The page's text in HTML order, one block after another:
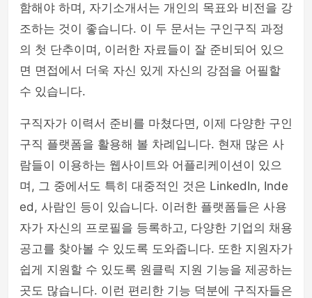
함해야 하며, 자기소개서는 개인의 목표와 비전을 강
조하는 것이 좋습니다. 이 두 문서는 구인구직 과정
의 첫 단추이며, 이러한 자료들이 잘 준비되어 있으
면 면접에서 더욱 자신 있게 자신의 강점을 어필할
수 있습니다.
구직자가 이력서 준비를 마쳤다면, 이제 다양한 구인
구직 플랫폼을 활용해 볼 차례입니다. 현재 많은 사
람들이 이용하는 웹사이트와 어플리케이션이 있으
며, 그 중에서도 특히 대중적인 것은 LinkedIn, Inde
ed, 사람인 등이 있습니다. 이러한 플랫폼들은 사용
자가 자신의 프로필을 등록하고, 다양한 기업의 채용
공고를 찾아볼 수 있도록 도와줍니다. 또한 지원자가
쉽게 지원할 수 있도록 원클릭 지원 기능을 제공하는
곳도 많습니다. 이런 편리한 기능 덕분에 구직자들은